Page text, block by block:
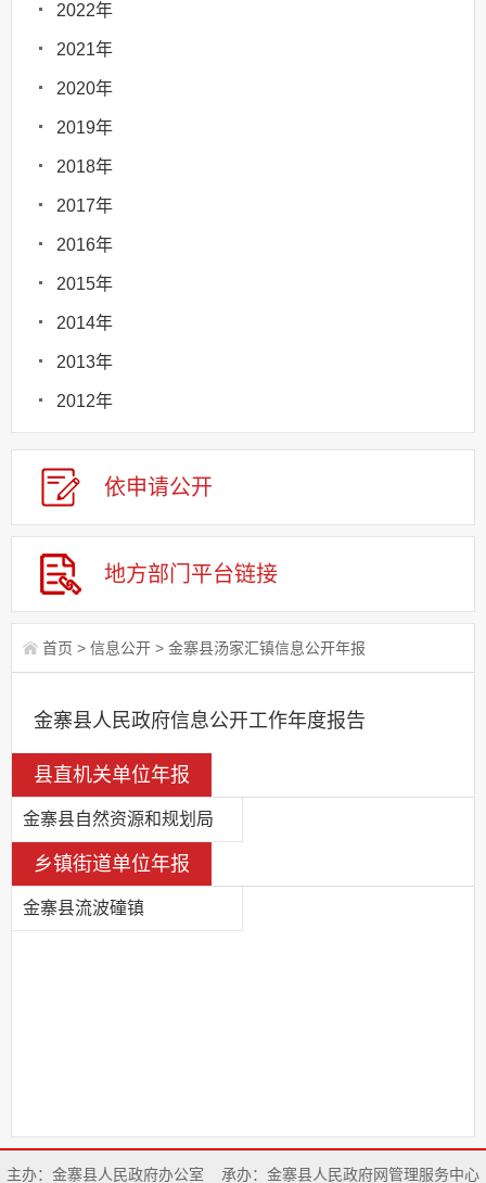
2022年
2021年
2020年
2019年
2018年
2017年
2016年
2015年
2014年
2013年
2012年
依申请公开
地方部门 平台链接
首页 > 信息公开 > 金寨县汤家汇镇信息公开年报
金寨县人民政府信息公开工作年度报告
县直机关单位年报
金寨县自然资源和规划局
乡镇街道单位年报
金寨县流波䃥镇
主办：金寨县人民政府办公室 承办：金寨县人民政府网管理服务中心